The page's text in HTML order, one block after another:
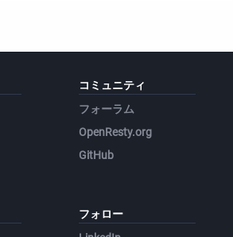
コミュニティ
フォーラム
OpenResty.org
GitHub
フォロー